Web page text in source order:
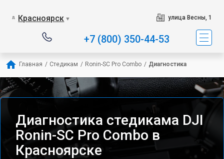
Красноярск ▼ улица Весны, 1
+7 (800) 350-44-53
Главная / Стедикам / Ronin-SC Pro Combo / Диагностика
Диагностика стедикама DJI
Ronin-SC Pro Combo в
Красноярске